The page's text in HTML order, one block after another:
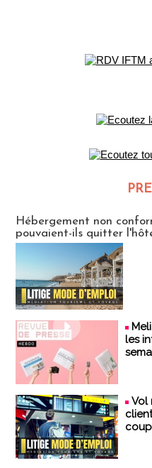
Hébergement non
pouvaient-ils quitter
les
Vol